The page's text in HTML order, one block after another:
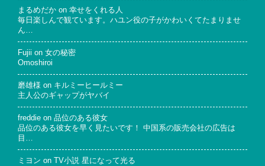
まるめだか on 幸せをくれる人
毎日楽しんで観ています。ハユン役の子がかわいくてたまりませ
ん…
Fujii on 女の秘密
Omoshiroi
磨雄様 on キルミーヒールミー
主人公のギャップがヤバイ
freddie on 品位のある彼女
品位のある彼女を早く見たいです！ 中国系の販売会社の広告は
目…
ミヨン on
TV小説 星になって光る